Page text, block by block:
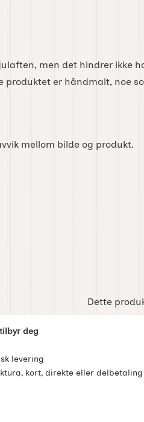
men det hindrer ikke
produktet er håndmalt, noe
mellom bilde og produkt.
Dette
og lenker
deg
levering
kort, direkte eller delbetaling